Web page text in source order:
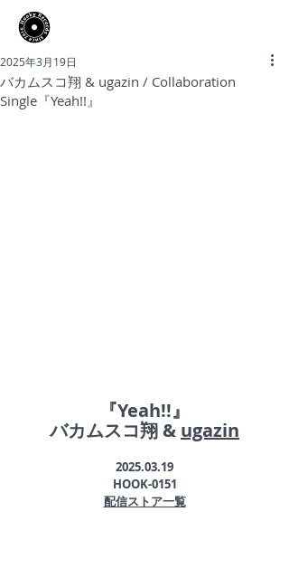
バカムスコ翔 & ugazin / Collaboration
Single『Yeah!!』
2025年3月19日
『Yeah!!』
バカムスコ翔 & ugazin
2025.03.19
HOOK-0151
配信ストア一覧